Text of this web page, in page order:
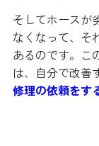
そしてホースが
なくなって、そ
あるのです。こ
は、自分で改善
修理の依頼をす